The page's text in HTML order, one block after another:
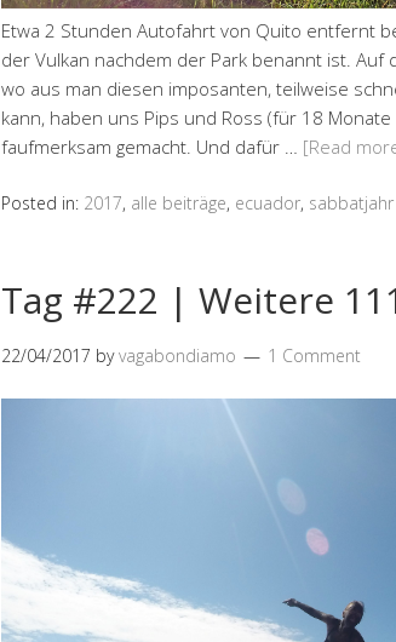
Etwa 2 Stunden Autofahrt von Quito entfernt
der Vulkan nachdem der Park benannt ist. Auf
wo aus man diesen imposanten, teilweise
kann, haben uns Pips und Ross (für 18
faufmerksam gemacht. Und dafür … [Read
Posted in: 2017, alle beiträge, ecuador,
Tag #222 | Weitere
22/04/2017 byvagabondiamo 1 Comment